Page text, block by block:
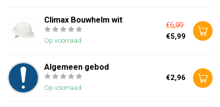
Climax Bouwhelm wit
Op voorraad
€6,99
€5,99
Algemeen gebod
Op voorraad
€2,96